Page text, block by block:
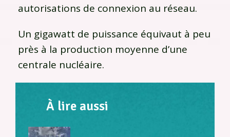
autorisations de connexion au réseau.
Un gigawatt de puissance équivaut à peu
près à la production moyenne d’une
centrale nucléaire.
À lire aussi